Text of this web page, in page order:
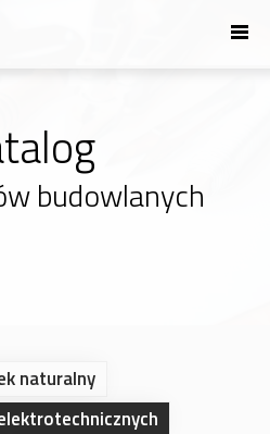
budowlanych
naturalny